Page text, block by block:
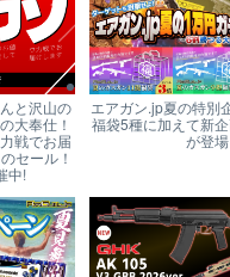
と沢山の
大奉仕！
戦でお届
セール！
中!
エアガン.jp夏の特別
福袋5種に加えて新
が登場